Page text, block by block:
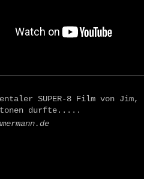
SUPER-8 Film von Jim,
durfte.....